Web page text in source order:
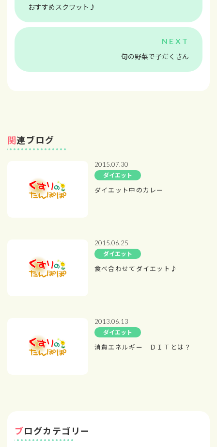
おすすめスクワット♪
旬の野菜で子だくさん
関連ブログ
2015.07.30
ダイエット
ダイエット中のカレー
2015.06.25
ダイエット
食べ合わせてダイエット♪
2013.06.13
ダイエット
消費エネルギー ＤＩＴとは？
ブログカテゴリー